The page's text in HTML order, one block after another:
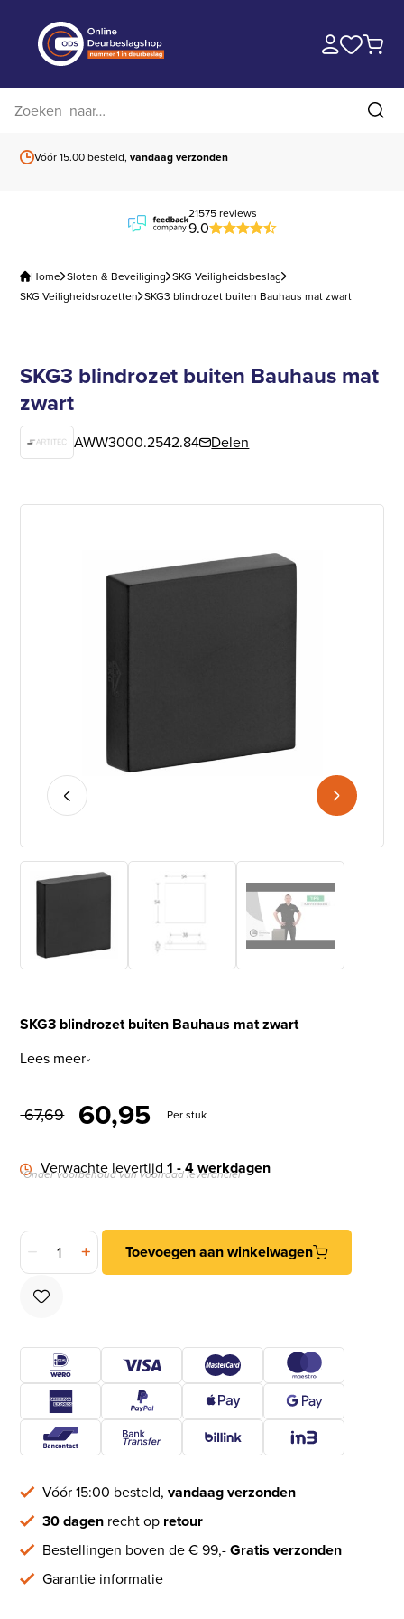
Vóór 15.00 besteld,vandaag verzonden
21575 reviews
9.0
Home Sloten & Beveiliging SKG Veiligheidsbeslag
SKG Veiligheidsrozetten SKG3 blindrozet buiten Bauhaus mat zwart
SKG3 blindrozet buiten Bauhaus mat
zwart
AWW3000.2542.84 Delen
SKG3 blindrozet buiten Bauhaus mat zwart
Lees meer
67,69 Oorspronkelijke prijs was:
60,95Huidige prijs is: €
Per stuk
Verwachte levertijd1 - 4 werkdagen
*Onder voorbehoud van voorraad leverancier
SKG3 blindrozet buiten Bauhaus mat zwart aantal
Toevoegen aan winkelwagen
Vóór 15:00 besteld,vandaag verzonden
30 dagen recht op retour
Bestellingen boven de € 99,-Gratis verzonden
Garantie informatie